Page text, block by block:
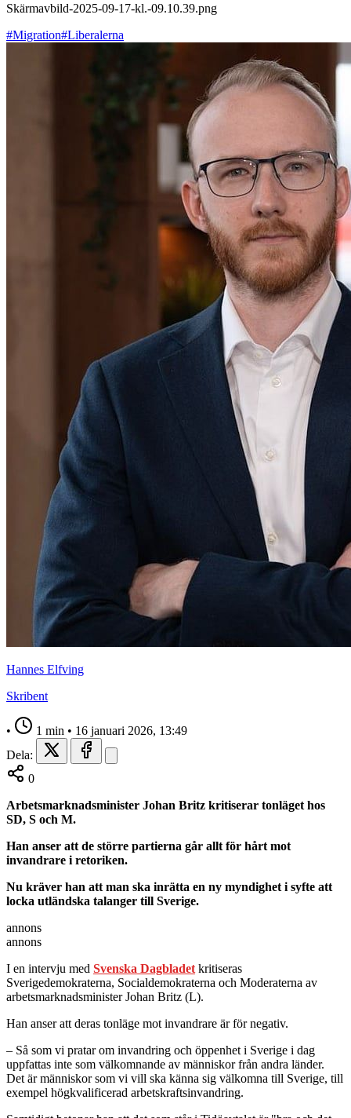
Skärmavbild-2025-09-17-kl.-09.10.39.png
#Migration#Liberalerna
Hannes Elfving
Skribent
• 1 min • 16 januari 2026, 13:49
Dela:
0
Arbetsmarknadsminister Johan Britz kritiserar tonläget hos
SD, S och M.
Han anser att de större partierna går allt för hårt mot
invandrare i retoriken.
Nu kräver han att man ska inrätta en ny myndighet i syfte att
locka utländska talanger till Sverige.
annons
annons
I en intervju med Svenska Dagbladet kritiseras
Sverigedemokraterna, Socialdemokraterna och Moderaterna av
arbetsmarknadsminister Johan Britz (L).
Han anser att deras tonläge mot invandrare är för negativ.
– Så som vi pratar om invandring och öppenhet i Sverige i dag
uppfattas inte som välkomnande av människor från andra länder.
Det är människor som vi vill ska känna sig välkomna till Sverige, till
exempel högkvalificerad arbetskraftsinvandring.